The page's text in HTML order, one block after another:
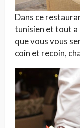
Dans ce
tunisien et tout a
que vous vous
coin et recoin,